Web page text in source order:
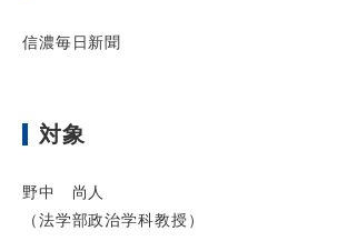
信濃毎日新聞
対象
野中 尚人
（法学部政治学科教授）